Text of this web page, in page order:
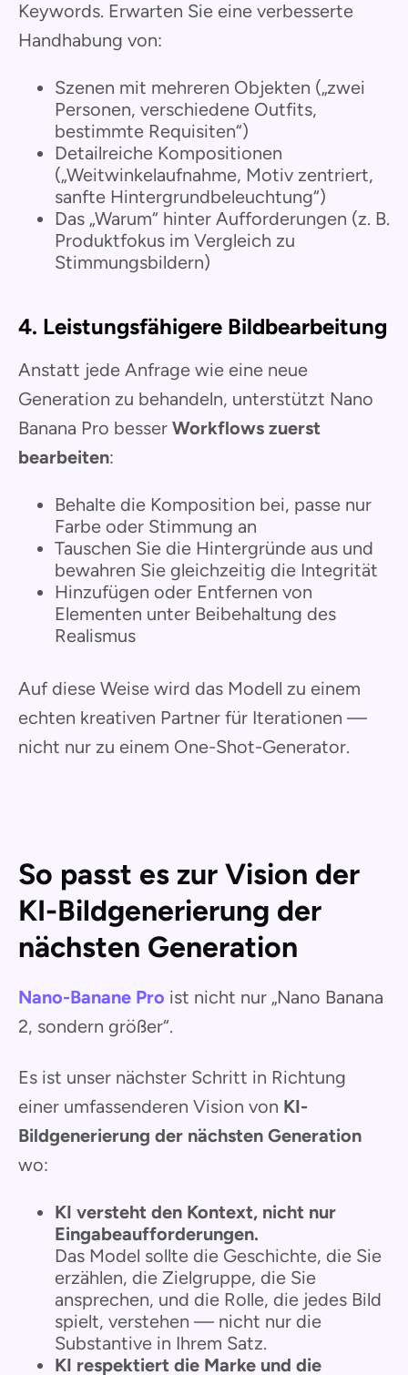
Keywords. Erwarten Sie eine verbesserte
Handhabung von:
Szenen mit mehreren Objekten („zwei
Personen, verschiedene Outfits,
bestimmte Requisiten“)
Detailreiche Kompositionen
(„Weitwinkelaufnahme, Motiv zentriert,
sanfte Hintergrundbeleuchtung“)
Das „Warum“ hinter Aufforderungen (z. B.
Produktfokus im Vergleich zu
Stimmungsbildern)
4. Leistungsfähigere Bildbearbeitung
Anstatt jede Anfrage wie eine neue
Generation zu behandeln, unterstützt Nano
Banana Pro besser Workflows zuerst
bearbeiten:
Behalte die Komposition bei, passe nur
Farbe oder Stimmung an
Tauschen Sie die Hintergründe aus und
bewahren Sie gleichzeitig die Integrität
Hinzufügen oder Entfernen von
Elementen unter Beibehaltung des
Realismus
Auf diese Weise wird das Modell zu einem
echten kreativen Partner für Iterationen —
nicht nur zu einem One-Shot-Generator.
So passt es zur Vision der
KI-Bildgenerierung der
nächsten Generation
Nano-Banane Pro ist nicht nur „Nano Banana
2, sondern größer“.
Es ist unser nächster Schritt in Richtung
einer umfassenderen Vision von KI-
Bildgenerierung der nächsten Generation
wo:
KI versteht den Kontext, nicht nur
Eingabeaufforderungen.
Das Model sollte die Geschichte, die Sie
erzählen, die Zielgruppe, die Sie
ansprechen, und die Rolle, die jedes Bild
spielt, verstehen — nicht nur die
Substantive in Ihrem Satz.
KI respektiert die Marke und die